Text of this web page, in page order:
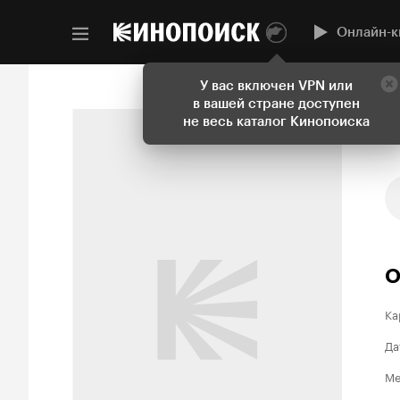
У вас включен VPN или
в вашей стране доступен
не весь каталог Кинопоиска
Онлайн-